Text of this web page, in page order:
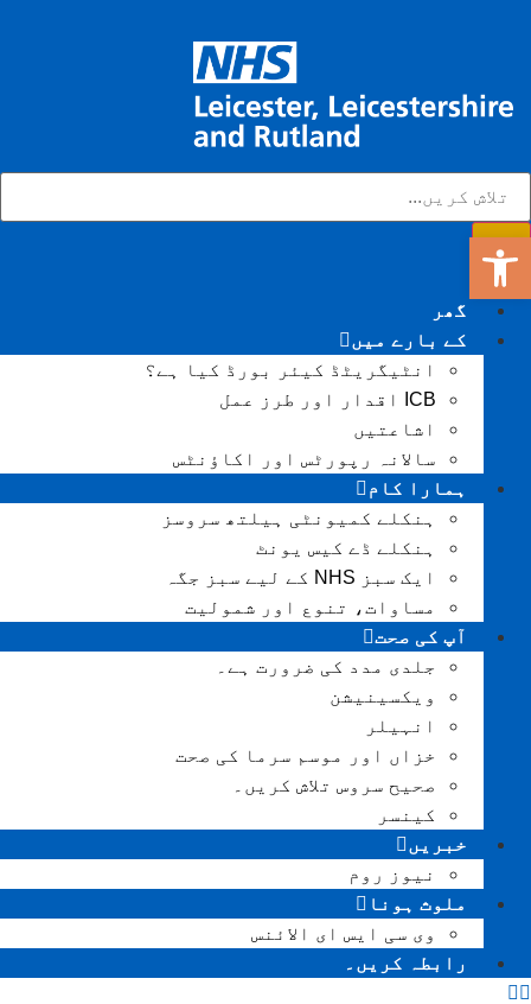
ٹول بار کھولیں۔
گھر
کے بارے میں
انٹیگریٹڈ کیئر بورڈ کیا ہے؟
ICB اقدار اور طرز عمل
اشاعتیں
سالانہ رپورٹس اور اکاؤنٹس
ہمارا کام
ہنکلے کمیونٹی ہیلتھ سروسز
ہنکلے ڈے کیس یونٹ
ایک سبز NHS کے لیے سبز جگہ
مساوات، تنوع اور شمولیت
آپ کی صحت
جلدی مدد کی ضرورت ہے۔
ویکسینیشن
انہیلر
خزاں اور موسم سرما کی صحت
صحیح سروس تلاش کریں۔
کینسر
خبریں
نیوز روم
ملوث ہونا
وی سی ایس ای الائنس
رابطہ کریں۔